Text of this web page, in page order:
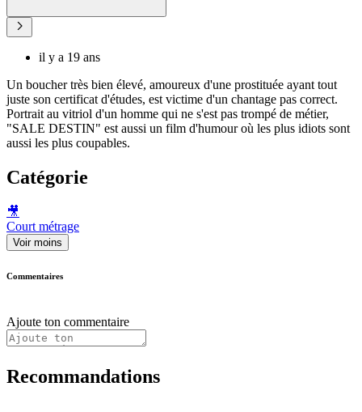
il y a 19 ans
Un boucher très bien élevé, amoureux d'une prostituée ayant tout
juste son certificat d'études, est victime d'un chantage pas correct.
Portrait au vitriol d'un homme qui ne s'est pas trompé de métier,
"SALE DESTIN" est aussi un film d'humour où les plus idiots sont
aussi les plus coupables.
Catégorie
🎥
Court métrage
Voir moins
Commentaires
Ajoute ton commentaire
Recommandations